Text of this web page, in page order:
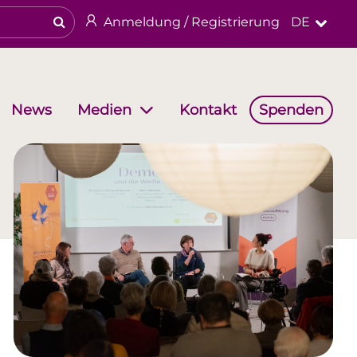
Anmeldung / Registrierung DE
Arbeitsgruppen
Religiöses & kulturelles Erbe
News Medien Kontakt Spenden